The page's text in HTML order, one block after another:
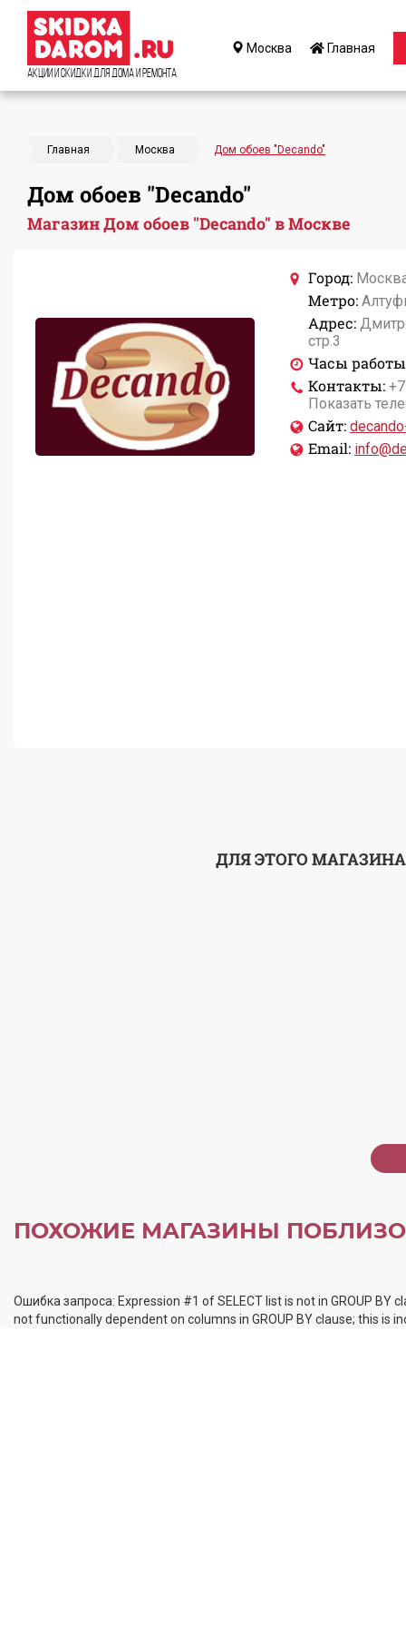
Акции и Скидки для дома и ремонта
Москва Главная
Главная Москва Дом обоев "Decando"
Дом обоев "Decando"
Магазин Дом обоев "Decando" в Москве
Город:
Метро:
Адрес:
стр.3
Часы
Контакты:
Показать
Сайт:
Email:
ДЛЯ ЭТОГО
ПОХОЖИЕ МАГАЗИНЫ
Ошибка запроса: Expression #1 of SELECT list is not in GROUP
not functionally dependent on columns in GROUP BY clause; this is